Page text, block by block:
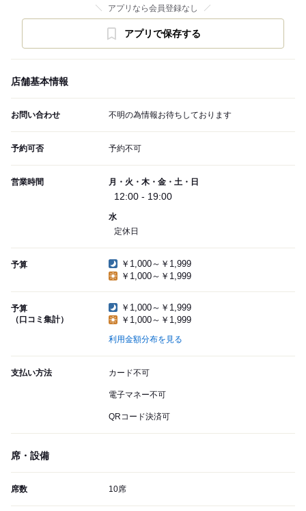
アプリなら会員登録なし
アプリで保存する
店舗基本情報
お問い合わせ 不明の為情報お待ちしております
予約可否 予約不可
営業時間 月・火・木・金・土・日
12:00 - 19:00
水
定休日
予算
￥1,000～￥1,999
￥1,000～￥1,999
予算
（口コミ集計）
￥1,000～￥1,999
￥1,000～￥1,999
利用金額分布を見る
支払い方法 カード不可
電子マネー不可
QRコード決済可
席・設備
席数 10席